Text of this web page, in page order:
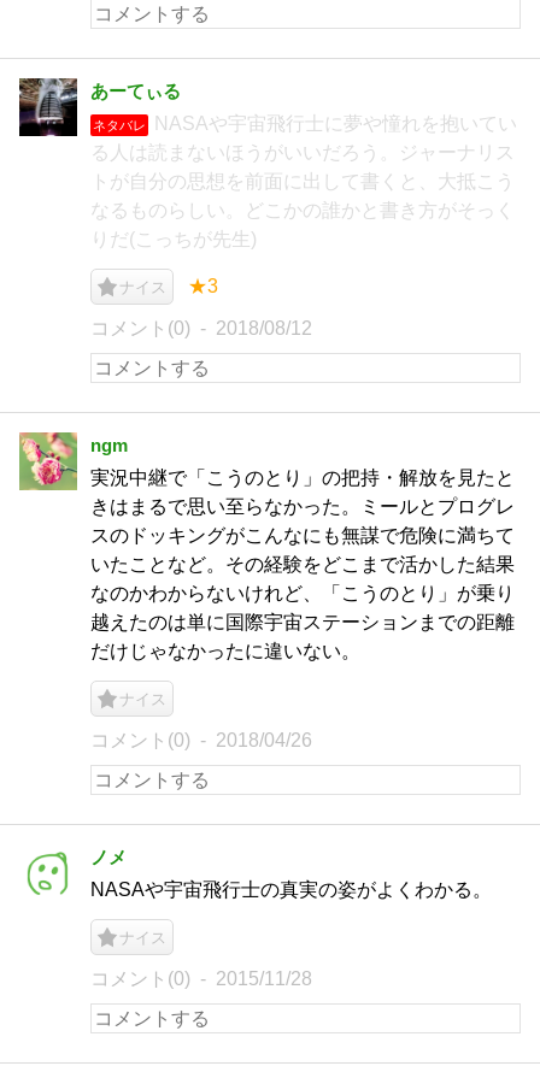
あーてぃる
ネタバレ
NASAや宇宙飛行士に夢や憧れを抱いてい
る人は読まないほうがいいだろう。ジャーナリス
トが自分の思想を前面に出して書くと、大抵こう
なるものらしい。どこかの誰かと書き方がそっく
りだ(こっちが先生)
ナイス ★3
コメント(0) 2018/08/12
ngm
実況中継で「こうのとり」の把持・解放を見たと
きはまるで思い至らなかった。ミールとプログレ
スのドッキングがこんなにも無謀で危険に満ちて
いたことなど。その経験をどこまで活かした結果
なのかわからないけれど、「こうのとり」が乗り
越えたのは単に国際宇宙ステーションまでの距離
だけじゃなかったに違いない。
ナイス
コメント(0) 2018/04/26
ノメ
NASAや宇宙飛行士の真実の姿がよくわかる。
ナイス
コメント(0) 2015/11/28